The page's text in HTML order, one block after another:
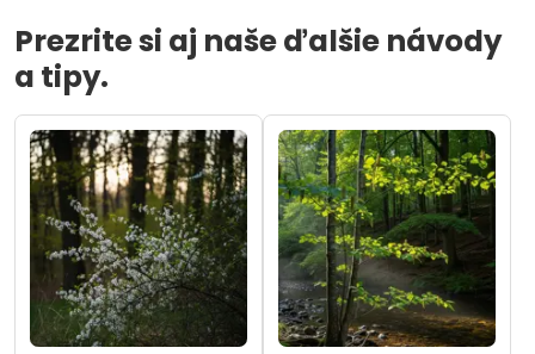
Prezrite si aj naše ďalšie návody
a tipy.